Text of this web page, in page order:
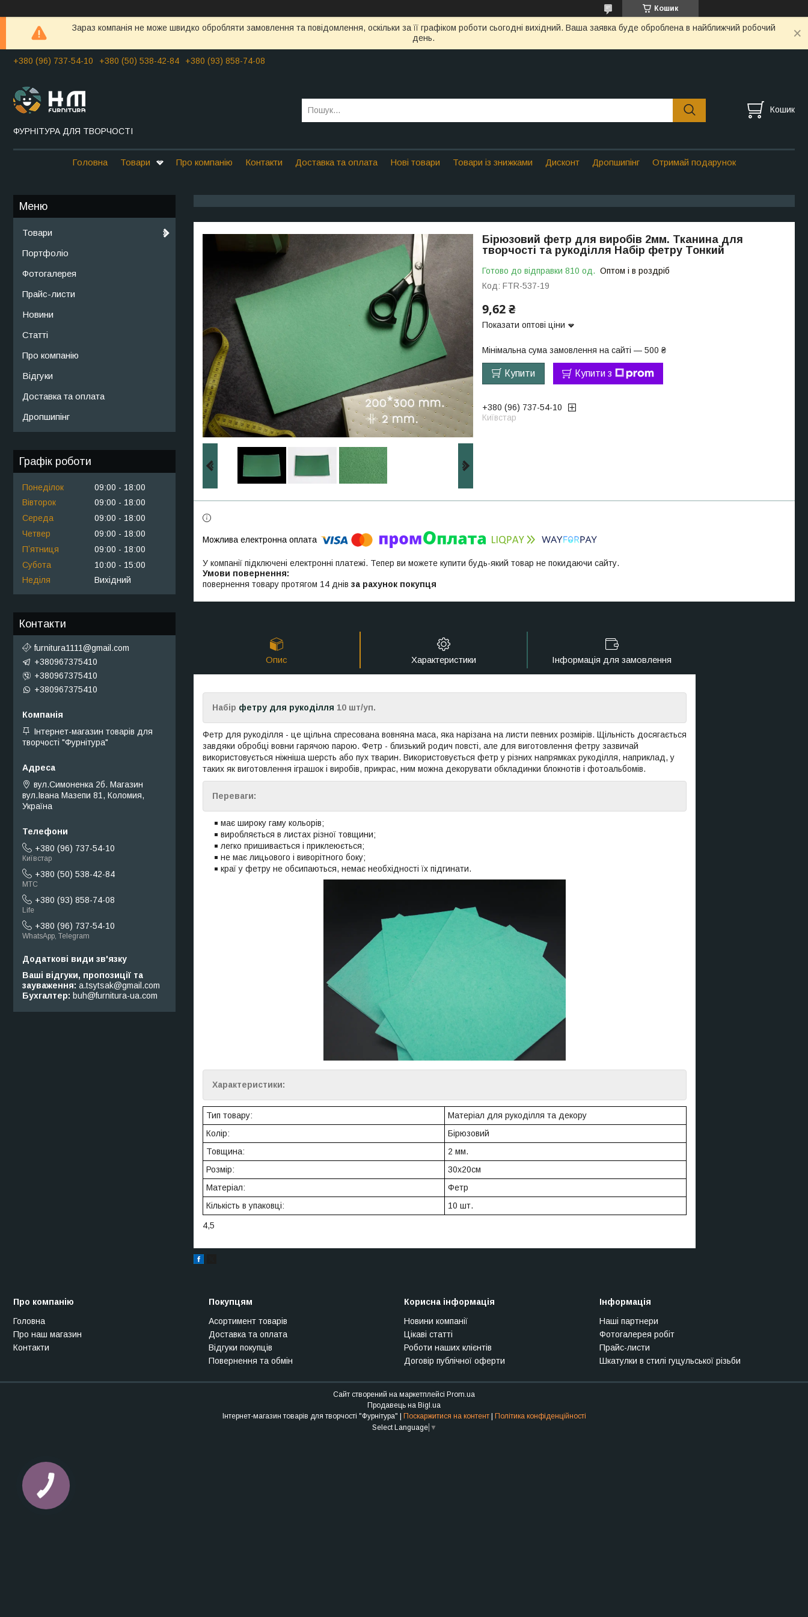
Кошик
Зараз компанія не може швидко обробляти замовлення та повідомлення, оскільки за її графіком роботи сьогодні вихідний. Ваша заявка буде оброблена в найближчий робочий
день.
+380 (96) 737-54-10 +380 (50) 538-42-84 +380 (93) 858-74-08
ФУРНІТУРА ДЛЯ ТВОРЧОСТІ
Кошик
Головна Товари Про компанію Контакти Доставка та оплата Нові товари Товари із знижками Дисконт Дропшипінг Отримай подарунок
Бірюзовий фетр для виробів 2мм. Тканина для
творчості та рукоділля Набір фетру Тонкий
Готово до відправки 810 од. Оптом і в роздріб
Код: FTR-537-19
9,62 ₴
Показати оптові ціни
Мінімальна сума замовлення на сайті — 500 ₴
Купити Купити з
+380 (96) 737-54-10
Київстар
У компанії підключені електронні платежі. Тепер ви можете купити будь-який товар не покидаючи сайту.
повернення товару протягом 14 днів за рахунок покупця
Опис Характеристики Інформація для замовлення
Набір фетру для рукоділля 10 шт/уп.
Фетр для рукоділля - це щільна спресована вовняна маса, яка нарізана на листи певних розмірів. Щільність досягається
завдяки обробці вовни гарячою парою. Фетр - близький родич повсті, але для виготовлення фетру зазвичай
використовується ніжніша шерсть або пух тварин. Використовується фетр у різних напрямках рукоділля, наприклад, у
таких як виготовлення іграшок і виробів, прикрас, ним можна декорувати обкладинки блокнотів і фотоальбомів.
Переваги:
має широку гаму кольорів;
виробляється в листах різної товщини;
легко пришивається і приклеюється;
не має лицьового і виворітного боку;
краї у фетру не обсипаються, немає необхідності їх підгинати.
Характеристики:
Тип товару:
Матеріал для рукоділля та декору
Колір:
Бірюзовий
Товщина:
2 мм.
Розмір:
30х20см
Матеріал:
Фетр
Кількість в упаковці:
10 шт.
4,5
Товари
Портфоліо
Фотогалерея
Прайс-листи
Новини
Статті
Про компанію
Відгуки
Доставка та оплата
Дропшипінг
Графік роботи
Понеділок 09:00
18:00
Вівторок
09:00
18:00
Середа
09:00
18:00
Четвер
09:00
18:00
Пʼятниця
09:00
18:00
Субота
10:00
15:00
Неділя
Вихідний
Контакти
furnitura1111@gmail.com
+380967375410
+380967375410
+380967375410
Інтернет-магазин товарів для
творчості "Фурнітура"
вул.Симоненка 2б. Магазин
вул.Івана Мазепи 81, Коломия,
Україна
+380 (96) 737-54-10
Київстар
+380 (50) 538-42-84
МТС
+380 (93) 858-74-08
Life
+380 (96) 737-54-10
WhatsApp, Telegram
Ваші відгуки, пропозиції та
зауваження a.tsytsak@gmail.com
Бухгалтер
buh@furnitura-ua.com
Про компанію
Головна
Про наш магазин
Контакти
Покупцям
Асортимент товарів
Доставка та оплата
Відгуки покупців
Повернення та обмін
Корисна інформація
Новини компанії
Цікаві статті
Роботи наших клієнтів
Договір публічної оферти
Інформація
Наші партнери
Фотогалерея робіт
Прайс-листи
Шкатулки в стилі гуцульської різьби
Сайт створений на маркетплейсі Prom.ua
Продавець на Bigl.ua
Поскаржитися на контент
Політика конфіденційності
Select Language ▼